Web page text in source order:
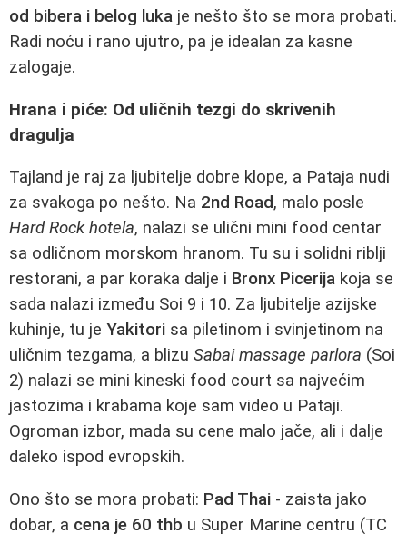
od bibera i belog luka je nešto što se mora probati.
Radi noću i rano ujutro, pa je idealan za kasne
zalogaje.
Hrana i piće: Od uličnih tezgi do skrivenih
dragulja
Tajland je raj za ljubitelje dobre klope, a Pataja nudi
za svakoga po nešto. Na 2nd Road, malo posle
Hard Rock hotela, nalazi se ulični mini food centar
sa odličnom morskom hranom. Tu su i solidni riblji
restorani, a par koraka dalje i Bronx Picerija koja se
sada nalazi između Soi 9 i 10. Za ljubitelje azijske
kuhinje, tu je Yakitori sa piletinom i svinjetinom na
uličnim tezgama, a blizu Sabai massage parlora (Soi
2) nalazi se mini kineski food court sa najvećim
jastozima i krabama koje sam video u Pataji.
Ogroman izbor, mada su cene malo jače, ali i dalje
daleko ispod evropskih.
Ono što se mora probati: Pad Thai - zaista jako
dobar, a cena je 60 thb u Super Marine centru (TC